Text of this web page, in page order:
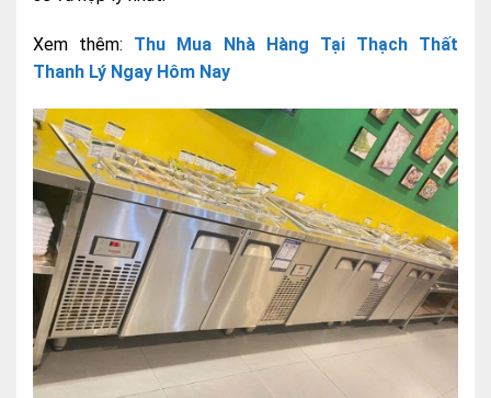
Xem thêm: Thu Mua Nhà Hàng Tại Thạch Thất
Thanh Lý Ngay Hôm Nay